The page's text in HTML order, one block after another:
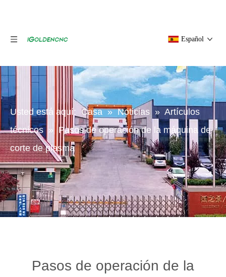
Español
Usted está aquí: Casa » Noticias » Artículos
técnicos » Pasos de operación de la máquina de
corte de plasma
Pasos de operación de la